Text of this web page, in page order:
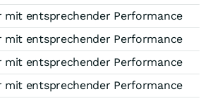
mit entsprechender Performance
mit entsprechender Performance
mit entsprechender Performance
mit entsprechender Performance